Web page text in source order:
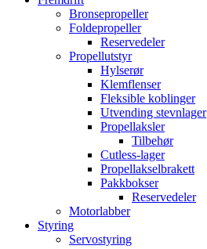
Bronsepropeller
Foldepropeller
Reservedeler
Propellutstyr
Hylserør
Klemflenser
Fleksible koblinger
Utvending stevnlager
Propellaksler
Tilbehør
Cutless-lager
Propellakselbrakett
Pakkbokser
Reservedeler
Motorlabber
Styring
Servostyring